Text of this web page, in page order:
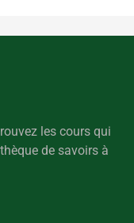
les cours qui
de savoirs à